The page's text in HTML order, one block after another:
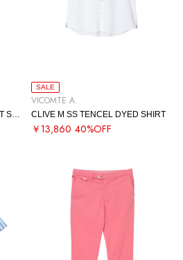
SALE
VICOMTE A.
CLIVE M SS TENCEL DYED SHIRT
￥13,860 40%OFF